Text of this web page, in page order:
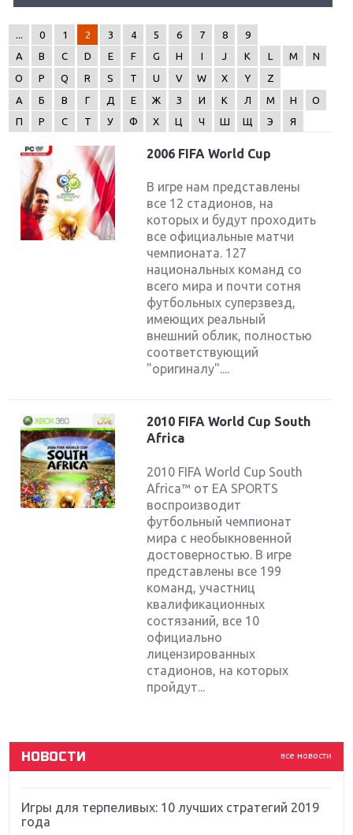
0 1 2 3 4 5 6 7 8
9
A
B C D E F G H I J K L M
N
O
P Q R S T U V W X Y
Z
А
Б В Г Д Е Ж З И К Л М Н
О
П
Р С Т У Ф Х Ц Ч Ш Щ Э Я
2006 FIFA World Cup
В игре нам представлены
все 12 стадионов, на
которых и будут проходить
все официальные матчи
чемпионата. 127
национальных команд со
всего мира и почти сотня
футбольных суперзвезд,
имеющих реальный
внешний облик, полностью
соответствующий
"оригиналу"....
2010 FIFA World Cup South
Africa
2010 FIFA World Cup South
Africa™ от EA SPORTS
воспроизводит
футбольный чемпионат
мира с необыкновенной
достоверностью. В игре
представлены все 199
команд, участниц
квалификационных
состязаний, все 10
официально
лицензированных
стадионов, на которых
пройдут...
все новости
НОВОСТИ
Крупнейшие релизы мая: Nintendo, Microsoft и
Новинки для Nintendo Switch: Labo, South Park и
Far Cry 5: хвалить нельзя ругать
Игры для терпеливых: 10 лучших стратегий 2019
года